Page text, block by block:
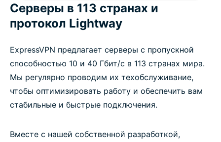
Серверы в 113 странах и
протокол Lightway
ExpressVPN предлагает серверы с пропускной
способностью 10 и 40 Гбит/с в 113 странах мира.
Мы регулярно проводим их техобслуживание,
чтобы оптимизировать работу и обеспечить вам
стабильные и быстрые подключения.
Вместе с нашей собственной разработкой,